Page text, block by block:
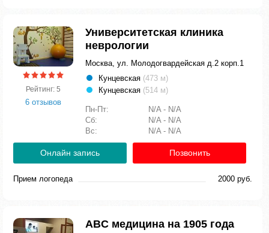
Рейтинг: 5
6 отзывов
Университетская клиника
неврологии
Москва, ул. Молодогвардейская д.2 корп.1
Кунцевская (473 м)
Кунцевская (514 м)
Пн-Пт:
N/A - N/A
Сб:
N/A - N/A
Вс:
N/A - N/A
Онлайн запись Позвонить
Прием логопеда 2000 руб.
ABC медицина на 1905 года